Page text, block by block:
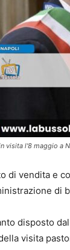
visita l'8 maggio a
di vendita e
di
disposto
visita